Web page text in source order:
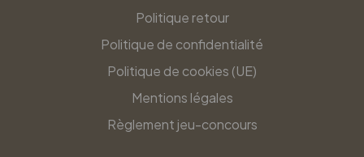
Politique retour
Politique de confidentialité
Politique de cookies (UE)
Mentions légales
Règlement jeu-concours